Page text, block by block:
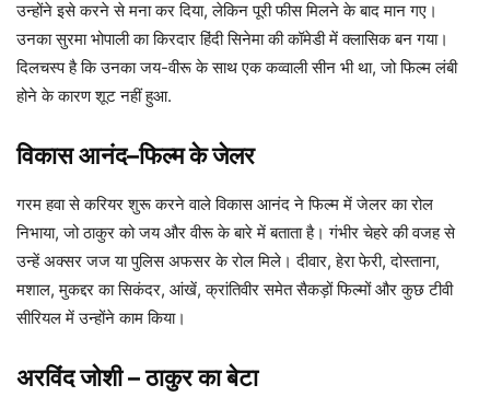
उन्होंने इसे करने से मना कर दिया, लेकिन पूरी फीस मिलने के बाद मान गए।
उनका सुरमा भोपाली का किरदार हिंदी सिनेमा की कॉमेडी में क्लासिक बन गया।
दिलचस्प है कि उनका जय-वीरू के साथ एक कव्वाली सीन भी था, जो फिल्म लंबी
होने के कारण शूट नहीं हुआ.
विकास आनंद–फिल्म के जेलर
गरम हवा से करियर शुरू करने वाले विकास आनंद ने फिल्म में जेलर का रोल
निभाया, जो ठाकुर को जय और वीरू के बारे में बताता है। गंभीर चेहरे की वजह से
उन्हें अक्सर जज या पुलिस अफसर के रोल मिले। दीवार, हेरा फेरी, दोस्ताना,
मशाल, मुकद्दर का सिकंदर, आंखें, क्रांतिवीर समेत सैकड़ों फिल्मों और कुछ टीवी
सीरियल में उन्होंने काम किया।
अरविंद जोशी–ठाकुर का बेटा